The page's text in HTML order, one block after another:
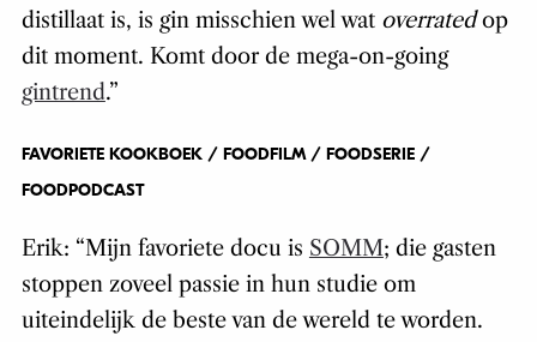
distillaat is, is gin misschien wel wat overratedop
dit moment. Komt door de mega-on-going
gintrend.”
FAVORIETE KOOKBOEK / FOODFILM / FOODSERIE /
FOODPODCAST
Erik: “Mijn favoriete docu is SOMM; die gasten
stoppen zoveel passie in hun studie om
uiteindelijk de beste van de wereld te worden.